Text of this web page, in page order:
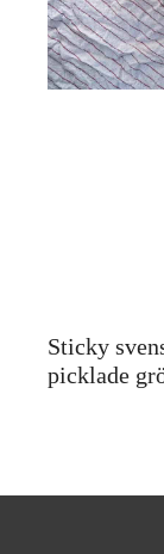
Sticky
picklade